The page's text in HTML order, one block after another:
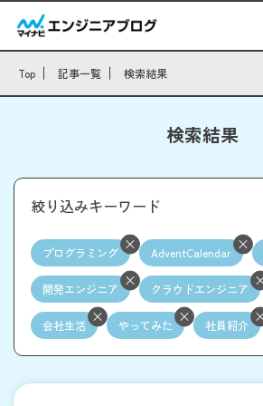
Top 記事一覧 検索結果
検索結果
絞り込みキーワード
プログラミング AdventCalendar
開発エンジニア クラウドエンジニア
会社生活 やってみた 社員紹介